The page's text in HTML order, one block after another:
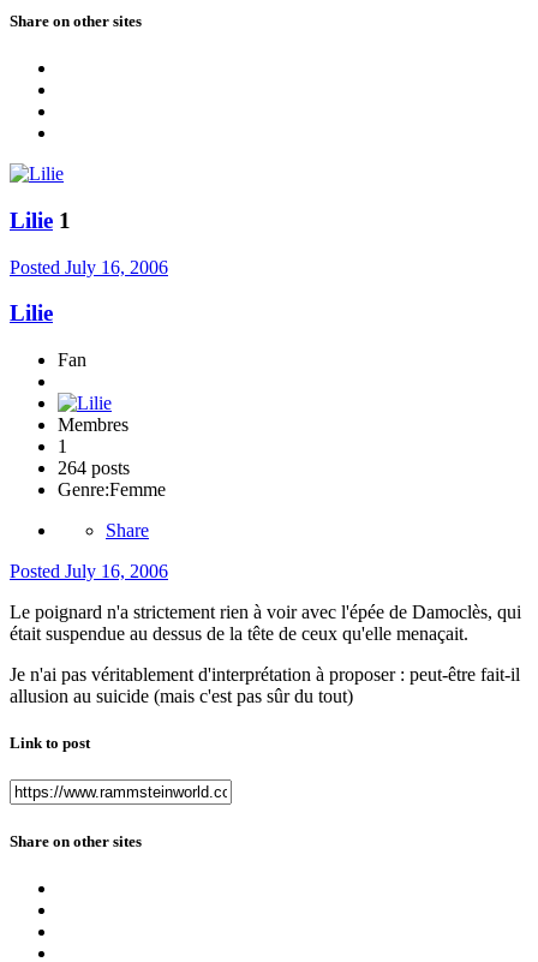
Share on other sites
Lilie 1
Posted July 16, 2006
Lilie
Fan
Membres
1
264 posts
Genre:Femme
Share
Posted July 16, 2006
Le poignard n'a strictement rien à voir avec l'épée de Damoclès, qui
était suspendue au dessus de la tête de ceux qu'elle menaçait.
Je n'ai pas véritablement d'interprétation à proposer : peut-être fait-il
allusion au suicide (mais c'est pas sûr du tout)
Link to post
Share on other sites